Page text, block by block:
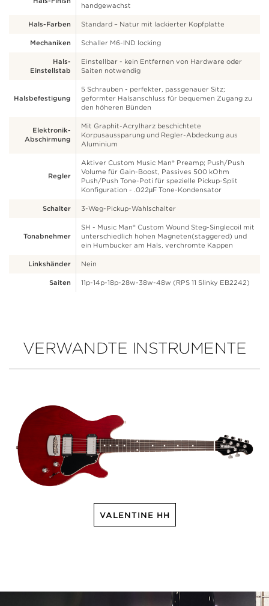
handgewachst
Hals-Farben Standard – Natur mit lackierter Kopfplatte
Mechaniken Schaller M6-IND locking
Hals-
Einstellstab
Einstellbar - kein Entfernen von Hardware oder
Saiten notwendig
Halsbefestigung
5 Schrauben - perfekter, passgenauer Sitz;
geformter Halsanschluss für bequemen Zugang zu
den höheren Bünden
Elektronik-
Abschirmung
Mit Graphit-Acrylharz beschichtete
Korpusaussparung und Regler-Abdeckung aus
Aluminium
Regler
Aktiver Custom Music Man® Preamp; Push/Push
Volume für Gain-Boost, Passives 500 kOhm
Push/Push Tone-Poti für spezielle Pickup-Split
Konfiguration - .022µF Tone-Kondensator
Schalter 3-Weg-Pickup-Wahlschalter
Tonabnehmer
SH - Music Man® Custom Wound Steg-Singlecoil mit
unterschiedlich hohen Magneten(staggered) und
ein Humbucker am Hals, verchromte Kappen
Linkshänder Nein
Saiten 11p-14p-18p-28w-38w-48w (RPS 11 Slinky EB2242)
VERWANDTE INSTRUMENTE
VALENTINE HH